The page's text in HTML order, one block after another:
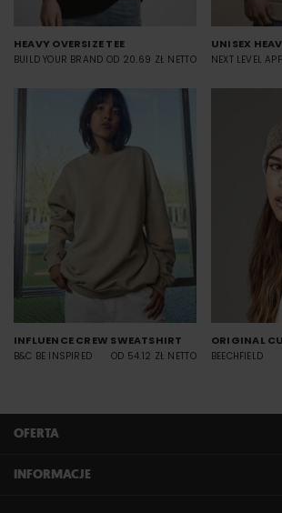
HEAVY OVERSIZE TEE
BUILD YOUR BRAND OD 20.69 ZŁ NETTO
UNISEX
NEXT LEVEL
INFLUENCE CREW SWEATSHIRT
B&C BE INSPIRED OD 54.12 ZŁ NETTO
ORIGINAL
BEECHFIELD
OFERTA
INFORMACJE